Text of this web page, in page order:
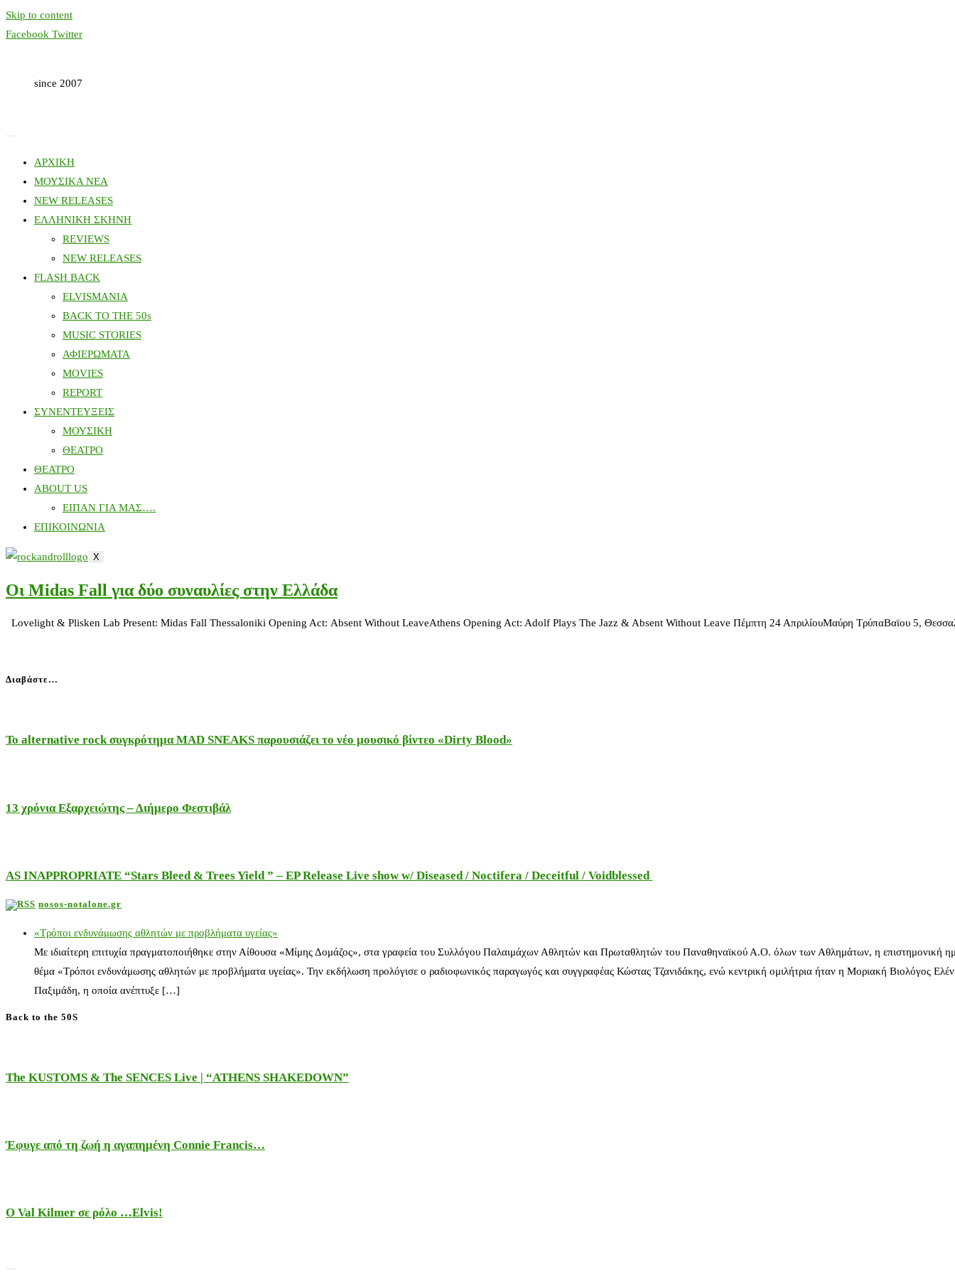
Skip to content
Facebook Twitter
since 2007
ΑΡΧΙΚΗ
ΜΟΥΣΙΚΑ ΝΕΑ
NEW RELEASES
ΕΛΛΗΝΙΚΗ ΣΚΗΝΗ
REVIEWS
NEW RELEASES
FLASH BACK
ELVISMANIA
BACK TO THE 50s
MUSIC STORIES
ΑΦΙΕΡΩΜΑΤΑ
MOVIES
REPORT
ΣΥΝΕΝΤΕΥΞΕΙΣ
ΜΟΥΣΙΚΗ
ΘΕΑΤΡΟ
ΘΕΑΤΡΟ
ABOUT US
ΕΙΠΑΝ ΓΙΑ ΜΑΣ….
ΕΠΙΚΟΙΝΩΝΙΑ
X
Οι Midas Fall για δύο συναυλίες στην Ελλάδα
Lovelight & Plisken Lab Present: Midas Fall Thessaloniki Opening Act: Αbsent Without LeaveAthens Opening Act: Adolf Plays The Jazz & Absent Without Leave Πέμπτη 24 ΑπριλίουΜαύρη ΤρύπαΒαϊου 5,
Διαβάστε…
Το alternative rock συγκρότημα MAD SNEAKS παρουσιάζει το νέο μουσικό βίντεο «Dirty Blood»
13 χρόνια Εξαρχειώτης – Διήμερο Φεστιβάλ
AS INAPPROPRIATE “Stars Bleed & Trees Yield ” – EP Release Live show w/ Diseased / Noctifera / Deceitful / Voidblessed
nosos-notalone.gr
«Τρόποι ενδυνάμωσης αθλητών με προβλήματα υγείας»
Με ιδιαίτερη επιτυχία πραγματοποιήθηκε στην Αίθουσα «Μίμης Δομάζος», στα γραφεία του Συλλόγου Παλαιμάχων Αθλητών και Πρωταθλητών του Παναθηναϊκού Α.Ο. όλων των Αθλημάτων, η επιστημονική
θέμα «Τρόποι ενδυνάμωσης αθλητών με προβλήματα υγείας». Την εκδήλωση προλόγισε ο ραδιοφωνικός παραγωγός και συγγραφέας Κώστας Τζανιδάκης, ενώ κεντρική ομιλήτρια ήταν η Μοριακή Βιολόγος
Παξιμάδη, η οποία ανέπτυξε […]
Back to the 50S
The KUSTOMS & The SENCES Live | “ATHENS SHAKEDOWN”
Έφυγε από τη ζωή η αγαπημένη Connie Francis…
Ο Val Kilmer σε ρόλο …Elvis!